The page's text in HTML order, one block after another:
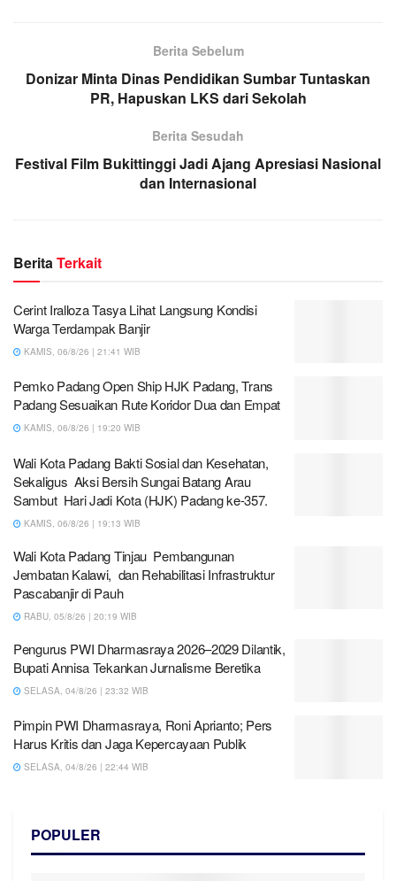
Berita Sebelum
Donizar Minta Dinas Pendidikan Sumbar Tuntaskan
PR, Hapuskan LKS dari Sekolah
Berita Sesudah
Festival Film Bukittinggi Jadi Ajang Apresiasi Nasional
dan Internasional
BeritaTerkait
Cerint Iralloza Tasya Lihat Langsung Kondisi
Warga Terdampak Banjir
KAMIS, 06/8/26 | 21:41 WIB
Pemko Padang Open Ship HJK Padang, Trans
Padang Sesuaikan Rute Koridor Dua dan Empat
KAMIS, 06/8/26 | 19:20 WIB
Wali Kota Padang Bakti Sosial dan Kesehatan,
Sekaligus Aksi Bersih Sungai Batang Arau
Sambut Hari Jadi Kota (HJK) Padang ke-357.
KAMIS, 06/8/26 | 19:13 WIB
Wali Kota Padang Tinjau Pembangunan
Jembatan Kalawi, dan Rehabilitasi Infrastruktur
Pascabanjir di Pauh
RABU, 05/8/26 | 20:19 WIB
Pengurus PWI Dharmasraya 2026–2029 Dilantik,
Bupati Annisa Tekankan Jurnalisme Beretika
SELASA, 04/8/26 | 23:32 WIB
Pimpin PWI Dharmasraya, Roni Aprianto; Pers
Harus Kritis dan Jaga Kepercayaan Publik
SELASA, 04/8/26 | 22:44 WIB
POPULER